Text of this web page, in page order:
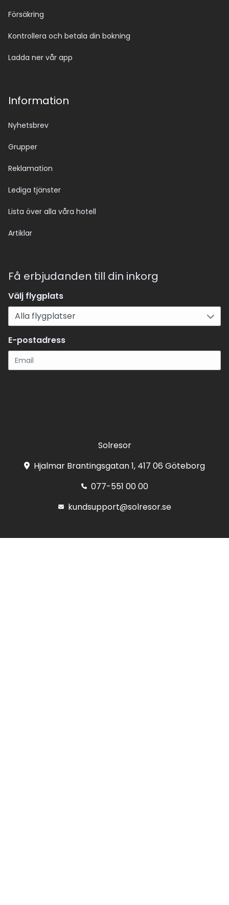
Försäkring
Kontrollera och betala din bokning
Ladda ner vår app
Information
Nyhetsbrev
Grupper
Reklamation
Lediga tjänster
Lista över alla våra hotell
Artiklar
Få erbjudanden till din inkorg
Välj flygplats
E-postadress
Solresor
Hjalmar Brantingsgatan 1, 417 06 Göteborg
077-551 00 00
kundsupport@solresor.se